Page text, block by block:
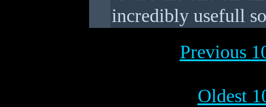
incredibly usefull
Previous
Oldest